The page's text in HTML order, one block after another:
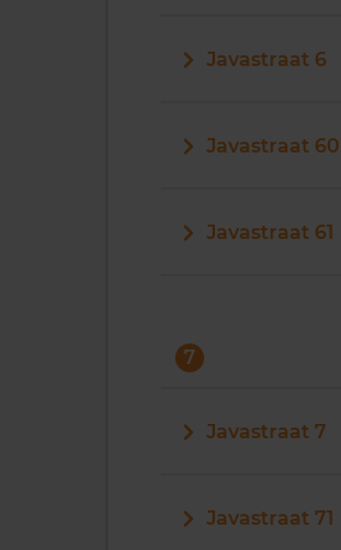
Javastraat 6
Javastraat 60
Javastraat 61
7
Javastraat 7
Javastraat 71